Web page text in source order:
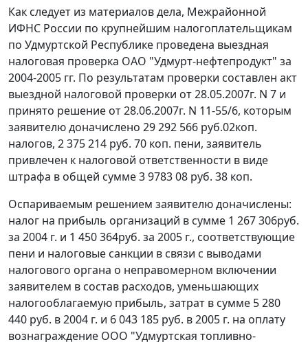
Как следует из материалов дела, Межрайонной
ИФНС России по крупнейшим налогоплательщикам
по Удмуртской Республике проведена выездная
налоговая проверка ОАО "Удмурт-нефтепродукт" за
2004-2005 гг. По результатам проверки составлен акт
выездной налоговой проверки от 28.05.2007г. N 7 и
принято решение от 28.06.2007г. N 11-55/6, которым
заявителю доначислено 29 292 566 руб.02коп.
налогов, 2 375 214 руб. 70 коп. пени, заявитель
привлечен к налоговой ответственности в виде
штрафа в общей сумме 3 9783 08 руб. 38 коп.
Оспариваемым решением заявителю доначислены:
налог на прибыль организаций в сумме 1 267 306руб.
за 2004 г. и 1 450 364руб. за 2005 г., соответствующие
пени и налоговые санкции в связи с выводами
налогового органа о неправомерном включении
заявителем в состав расходов, уменьшающих
налогооблагаемую прибыль, затрат в сумме 5 280
440 руб. в 2004 г. и 6 043 185 руб. в 2005 г. на оплату
вознаграждение ООО "Удмуртская топливно-